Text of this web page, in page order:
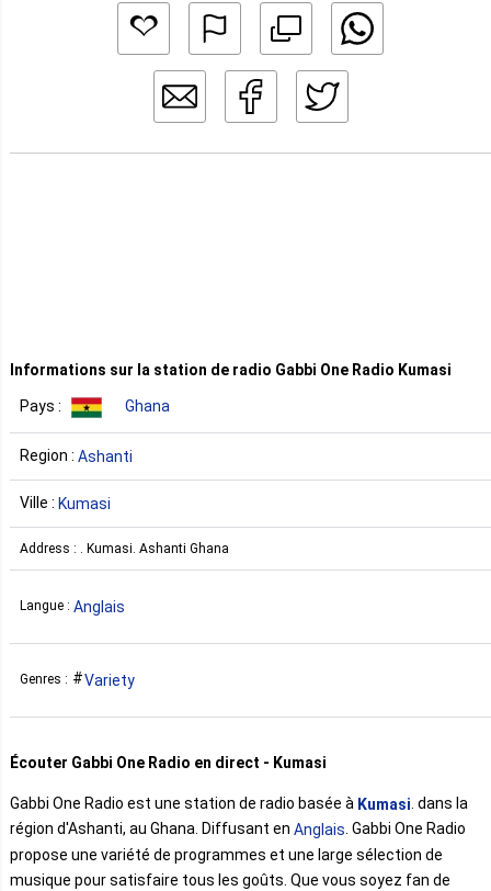
Informations sur la station de radio Gabbi One Radio Kumasi
Pays : Ghana
Region : Ashanti
Ville : Kumasi
Address : . Kumasi. Ashanti Ghana
Langue : Anglais
Genres : Variety
Écouter Gabbi One Radio en direct - Kumasi
Gabbi One Radio est une station de radio basée à Kumasi . dans la
région d'Ashanti, au Ghana. Diffusant en Anglais. Gabbi One Radio
propose une variété de programmes et une large sélection de
musique pour satisfaire tous les goûts. Que vous soyez fan de